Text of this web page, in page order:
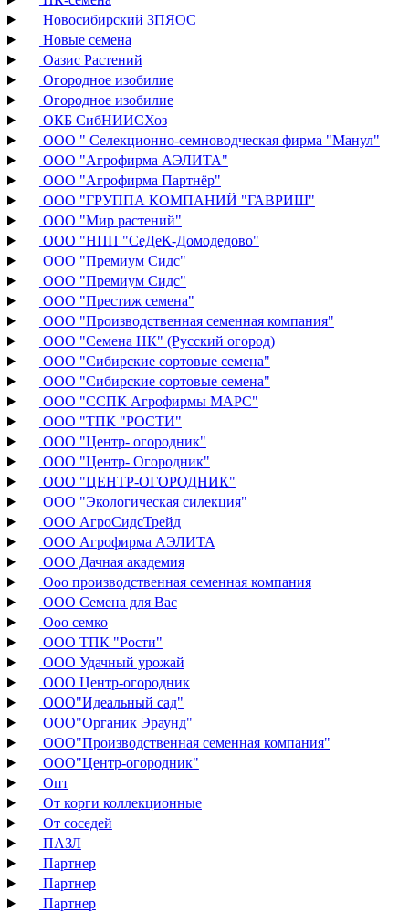
Новосибирский ЗПЯОС
Новые семена
Оазис Растений
Огородное изобилие
Огородное изобилие
ОКБ СибНИИСХоз
ООО " Селекционно-семноводческая фирма "Манул"
ООО "Агрофирма АЭЛИТА"
ООО "Агрофирма Партнёр"
ООО "ГРУППА КОМПАНИЙ "ГАВРИШ"
ООО "Мир растений"
ООО "НПП "СеДеК-Домодедово"
ООО "Премиум Сидс"
ООО "Премиум Сидс"
ООО "Престиж семена"
ООО "Производственная семенная компания"
ООО "Семена НК" (Русский огород)
ООО "Сибирские сортовые семена"
ООО "Сибирские сортовые семена"
ООО "ССПК Агрофирмы МАРС"
ООО "ТПК "РОСТИ"
ООО "Центр- огородник"
ООО "Центр- Огородник"
ООО "ЦЕНТР-ОГОРОДНИК"
ООО "Экологическая силекция"
ООО АгроСидсТрейд
ООО Агрофирма АЭЛИТА
ООО Дачная академия
Ооо производственная семенная компания
ООО Семена для Вас
Ооо семко
ООО ТПК "Рости"
ООО Удачный урожай
ООО Центр-огородник
ООО"Идеальный сад"
ООО"Органик Эраунд"
ООО"Производственная семенная компания"
ООО"Центр-огородник"
Опт
От корги коллекционные
От соседей
ПАЗЛ
Партнер
Партнер
Партнер